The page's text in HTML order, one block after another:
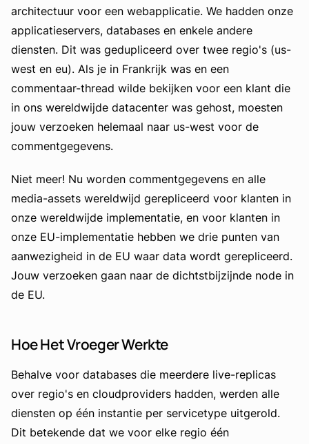
architectuur voor een webapplicatie. We hadden onze
applicatieservers, databases en enkele andere
diensten. Dit was gedupliceerd over twee regio's (us-
west en eu). Als je in Frankrijk was en een
commentaar-thread wilde bekijken voor een klant die
in ons wereldwijde datacenter was gehost, moesten
jouw verzoeken helemaal naar us-west voor de
commentgegevens.
Niet meer! Nu worden commentgegevens en alle
media-assets wereldwijd gerepliceerd voor klanten in
onze wereldwijde implementatie, en voor klanten in
onze EU-implementatie hebben we drie punten van
aanwezigheid in de EU waar data wordt gerepliceerd.
Jouw verzoeken gaan naar de dichtstbijzijnde node in
de EU.
Hoe Het Vroeger Werkte
Behalve voor databases die meerdere live-replicas
over regio's en cloudproviders hadden, werden alle
diensten op één instantie per servicetype uitgerold.
Dit betekende dat we voor elke regio één